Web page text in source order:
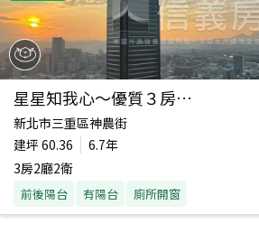
星星知我心～優質３房車位
新北市三重區神農街
建坪 60.36
6.7年
3房2廳2衛
前後陽台 有陽台 廁所開窗